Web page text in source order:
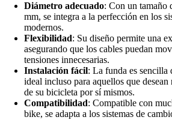
Diámetro adecuado: Con un tamaño
mm, se integra a la perfección en los
modernos.
Flexibilidad: Su diseño permite una
asegurando que los cables puedan
tensiones innecesarias.
Instalación fácil: La funda es sencilla
ideal incluso para aquellos que
de su bicicleta por sí mismos.
Compatibilidad: Compatible con
bike, se adapta a los sistemas de